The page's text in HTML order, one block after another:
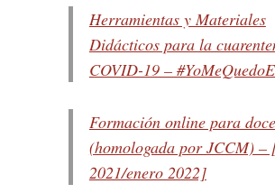
Herramientas y Materiales
Didácticos para la
COVID-19 –
Formación online para
(homologada por JCCM)
2021/enero 2022]